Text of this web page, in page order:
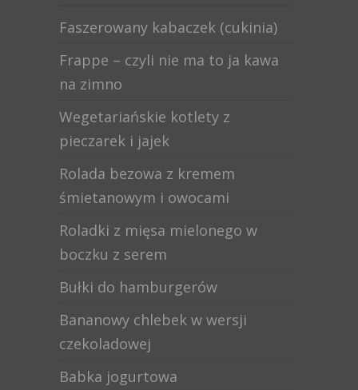
Faszerowany kabaczek (cukinia)
Frappe – czyli nie ma to ja kawa
na zimno
Wegetariańskie kotlety z
pieczarek i jajek
Rolada bezowa z kremem
śmietanowym i owocami
Roladki z mięsa mielonego w
boczku z serem
Bułki do hamburgerów
Bananowy chlebek w wersji
czekoladowej
Babka jogurtowa